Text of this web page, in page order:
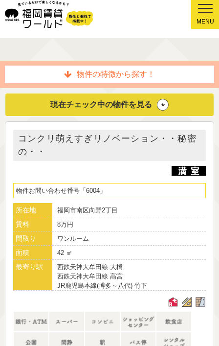
MENU
物件の特徴から探す！
現在チェック中の物件を見る
コンクリ萌えすぎリノベーション・・秘密
の・・
物件お問い合わせ番号 6004
所在地 福岡市南区向野2丁目
賃料 8万円
間取り ワンルーム
面積 42 ㎡
最寄り駅
西鉄天神大牟田線 大橋
西鉄天神大牟田線 高宮
JR鹿児島本線(博多～八代) 竹下